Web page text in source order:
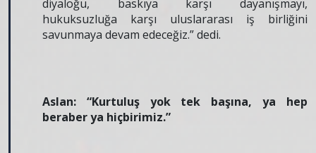
diyaloğu, baskıya karşı dayanışmayı,
hukuksuzluğa karşı uluslararası iş birliğini
savunmaya devam edeceğiz.” dedi.
Aslan: “Kurtuluş yok tek başına, ya hep
beraber ya hiçbirimiz.”